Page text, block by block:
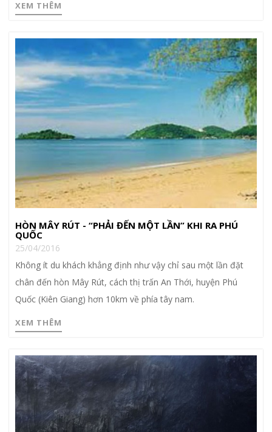
XEM THÊM
HÒN MÂY RÚT - “PHẢI ĐẾN MỘT LẦN” KHI RA PHÚ
QUỐC
25/04/2016
Không ít du khách khẳng định như vậy chỉ sau một lần đặt
chân đến hòn Mây Rút, cách thị trấn An Thới, huyện Phú
Quốc (Kiên Giang) hơn 10km về phía tây nam.
XEM THÊM